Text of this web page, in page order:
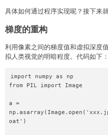
具体如何通过程序实现呢？接下来
梯度的重构
利用像素之间的梯度值和虚拟深度
拟人类视觉的明暗程度。代码如下：
import numpy as np
from PIL import Image
a =
oat')